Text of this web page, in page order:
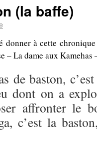
(la baffe)
donner à cette
– La dame aux
de baston,
dont on a
affronter le
c’est la